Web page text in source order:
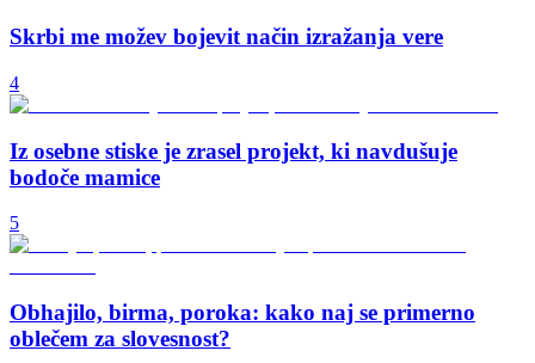
Skrbi me možev bojevit način izražanja vere
4
Iz osebne stiske je zrasel projekt, ki navdušuje
bodoče mamice
5
Obhajilo, birma, poroka: kako naj se primerno
oblečem za slovesnost?